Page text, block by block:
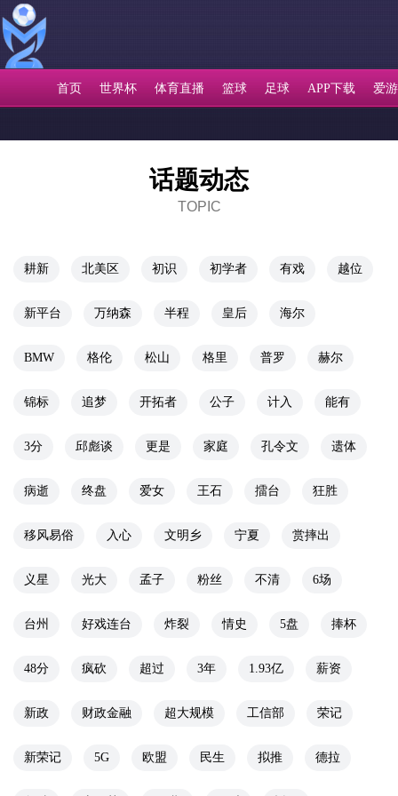
首页 世界杯 体育直播 篮球 足球 APP下载 爱
话题动态
TOPIC
耕新 北美区 初识 初学者 有戏 越位
新平台 万纳森 半程 皇后 海尔
BMW 格伦 松山 格里 普罗 赫尔
锦标 追梦 开拓者 公子 计入 能有
3分 邱彪谈 更是 家庭 孔令文 遗体
病逝 终盘 爱女 王石 擂台 狂胜
移风易俗 入心 文明乡 宁夏 赏摔出
义星 光大 孟子 粉丝 不清 6场
台州 好戏连台 炸裂 情史 5盘 捧杯
48分 疯砍 超过 3年 1.93亿 薪资
新政 财政金融 超大规模 工信部 荣记
新荣记 5G 欧盟 民生 拟推 德拉